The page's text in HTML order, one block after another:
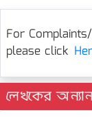
For
please click
লেখকের